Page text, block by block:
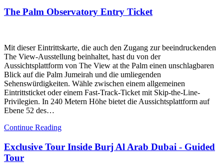
The Palm Observatory Entry Ticket
Mit dieser Eintrittskarte, die auch den Zugang zur beeindruckenden
The View-Ausstellung beinhaltet, hast du von der
Aussichtsplattform von The View at the Palm einen unschlagbaren
Blick auf die Palm Jumeirah und die umliegenden
Sehenswürdigkeiten. Wähle zwischen einem allgemeinen
Eintrittsticket oder einem Fast-Track-Ticket mit Skip-the-Line-
Privilegien. In 240 Metern Höhe bietet die Aussichtsplattform auf
Ebene 52 des…
Continue Reading
Exclusive Tour Inside Burj Al Arab Dubai - Guided
Tour